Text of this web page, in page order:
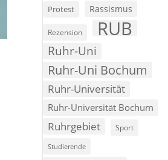
Protest Rassismus
Rezension RUB
Ruhr-Uni
Ruhr-Uni Bochum
Ruhr-Universität
Ruhr-Universität Bochum
Ruhrgebiet Sport
Studierende